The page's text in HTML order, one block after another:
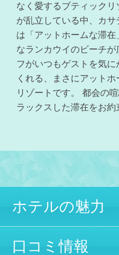
なく愛するブティック
が乱立している中、カ
は「アットホームな滞
なランカウイのビーチ
フがいつもゲストを気
くれる、まさにアット
リゾートです。 都会の
ラックスした滞在をお約
ホテルの魅力
口コミ情報